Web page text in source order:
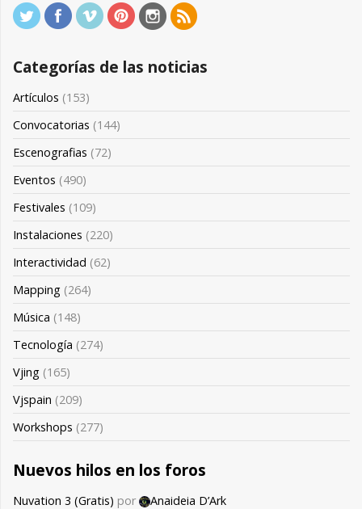
Categorías de las noticias
Artículos (153)
Convocatorias (144)
Escenografias (72)
Eventos (490)
Festivales (109)
Instalaciones (220)
Interactividad (62)
Mapping (264)
Música (148)
Tecnología (274)
Vjing (165)
Vjspain (209)
Workshops (277)
Nuevos hilos en los foros
Nuvation 3 (Gratis) por
Anaideia D’Ark